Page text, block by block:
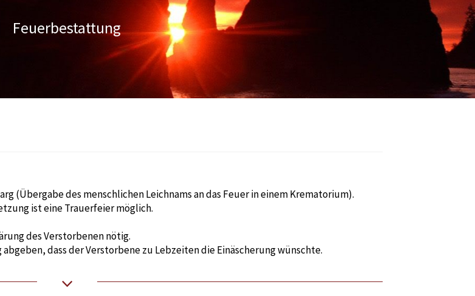
Feuerbestattung
(Übergabe des menschlichen Leichnams an das Feuer in einem Krematorium).
ist eine Trauerfeier möglich.
des Verstorbenen nötig.
dass der Verstorbene zu Lebzeiten die Einäscherung wünschte.